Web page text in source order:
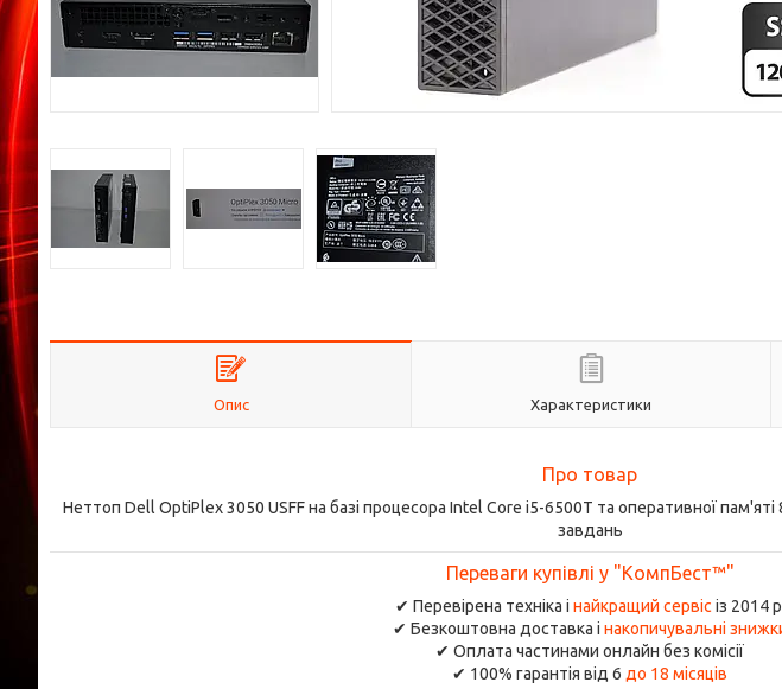
Опис Характеристики
Про товар
Неттоп Dell OptiPlex 3050 USFF на базі процесора Intel Core i5-6500T та оперативної
завдань
Переваги купівлі у "КомпБест™"
✔ Перевірена техніка і найкращий сервіс із 2014
✔ Безкоштовна доставка і накопичувальні
✔ Оплата частинами онлайн без комісії
✔ 100% гарантія від 6 до 18 місяців